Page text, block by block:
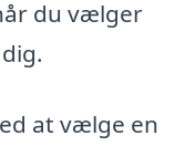
du vælger
at vælge en